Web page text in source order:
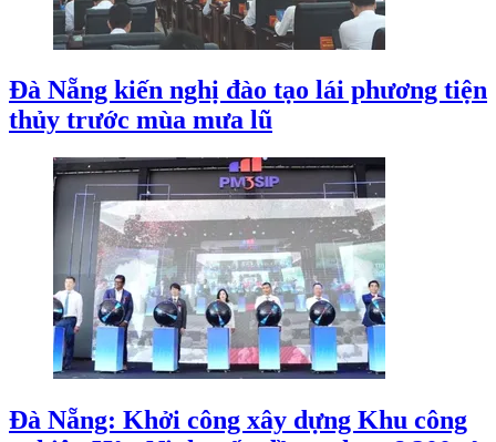
Đà Nẵng kiến nghị đào tạo lái phương tiện
thủy trước mùa mưa lũ
Đà Nẵng: Khởi công xây dựng Khu công